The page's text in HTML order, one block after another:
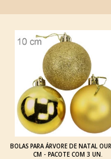
BOLAS PARA ÁRVORE DE NATAL
CM - PACOTE COM 3 UN.